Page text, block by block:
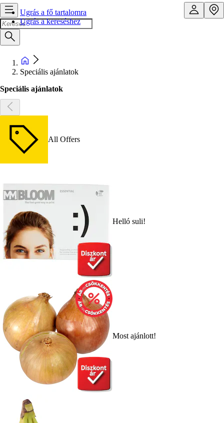
Ugrás a fő tartalomra
Ugrás a kereséshez
Speciális ajánlatok
Speciális ajánlatok
All Offers
Helló suli!
Most ajánlott!